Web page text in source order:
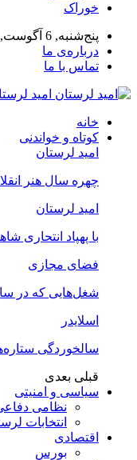
خوراک
پنج‌شنبه, 6 آگوست, 2026
درباره‌ی ما
تماس با ما
امید
خانه
کوتاه و خواندنی
امید لرستان
چهره سال هنر
امید لرستان
با پهپاد انتحاری شاهد-۱۳۶ بیشتر آشنا
فضای مجازی
شغل‌‌هایی که در
اسلایدر
سالخوردگی
قبلی بعدی
سیاسی و امنیتی
نظامی
انتخابات
اقتصادی
بورس